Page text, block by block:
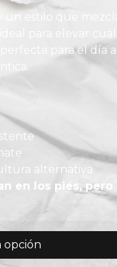
un estilo que
ideal para elevar
para el día
alternativa
en los pies, pero